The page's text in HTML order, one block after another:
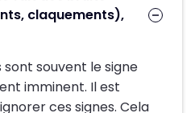
claquements),
souvent le signe
imminent. Il est
ces signes. Cela